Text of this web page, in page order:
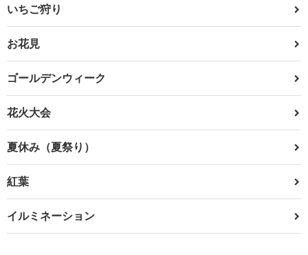
いちご狩り
お花見
ゴールデンウィーク
花火大会
夏休み（夏祭り）
紅葉
イルミネーション